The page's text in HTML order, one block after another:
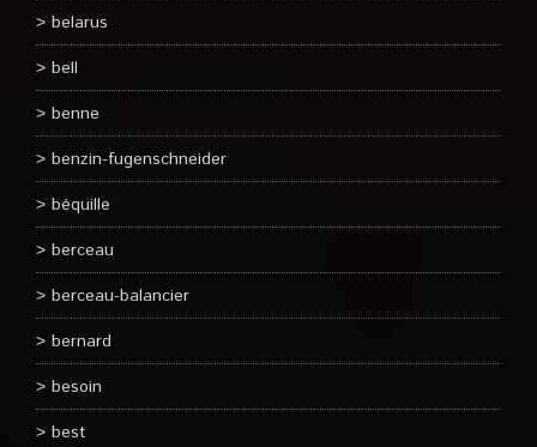
belarus
bell
benne
benzin-fugenschneider
béquille
berceau
berceau-balancier
bernard
besoin
best